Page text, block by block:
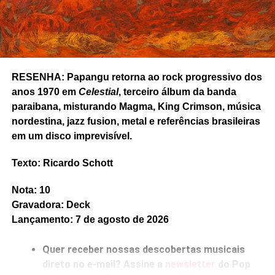
RELATED TOPICS: ALLPACAS
UP NEXT
Ouvimos: Seek Validation Loop – “Seek
Validation Loop” (EP)
DON'T MISS
Ouvimos: Downtown Boys – “Public luxury”
RESENHA: Papangu retorna ao rock progressivo dos
anos 1970 em Celestial, terceiro álbum da banda
paraibana, misturando Magma, King Crimson, música
nordestina, jazz fusion, metal e referências brasileiras
em um disco imprevisível.
Texto: Ricardo Schott
Nota: 10
Gravadora: Deck
Lançamento: 7 de agosto de 2026
Quer receber nossas descobertas musicais
direto no e-mail? Assine a newsletter do Pop